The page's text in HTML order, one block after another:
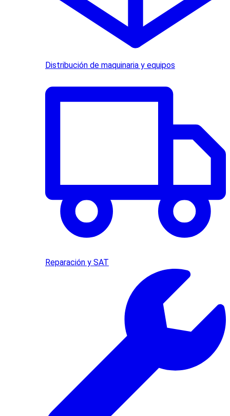
Distribución de maquinaria y equipos
Reparación y SAT